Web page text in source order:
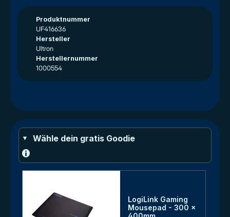
Produktnummer
UF416636
Hersteller
Ultron
Herstellernummer
1000554
Wähle dein gratis Goodie
LogiLink Gaming
Mousepad - 300 x